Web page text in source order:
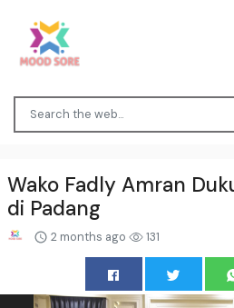
Wako Fadly Amran
di Padang
2 months ago 131